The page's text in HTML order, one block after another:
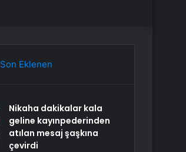
Son Eklenen
Nikaha dakikalar kala
geline kayınpederinden
atılan mesaj şaşkına
çevirdi